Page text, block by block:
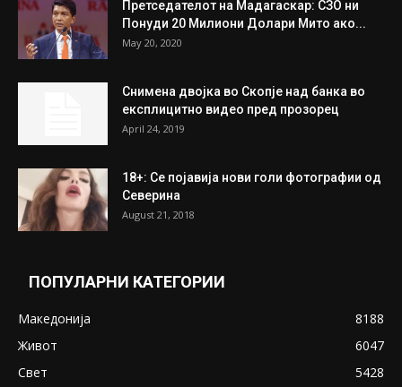
Претседателот на Мадагаскар: СЗО ни
Понуди 20 Милиони Долари Мито ако...
May 20, 2020
Снимена двојка во Скопје над банка во
експлицитно видео пред прозорец
April 24, 2019
18+: Се појавија нови голи фотографии од
Северина
August 21, 2018
ПОПУЛАРНИ КАТЕГОРИИ
Македонија
8188
Живот
6047
Свет
5428